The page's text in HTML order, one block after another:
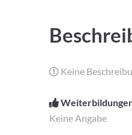
Keine
Keine Angabe